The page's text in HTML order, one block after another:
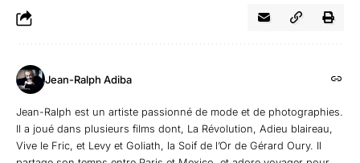
Jean-Ralph Adiba
Jean-Ralph est un artiste passionné de mode et de photographies.
Il a joué dans plusieurs films dont, La Révolution, Adieu blaireau,
Vive le Fric, et Levy et Goliath, la Soif de l’Or de Gérard Oury. Il